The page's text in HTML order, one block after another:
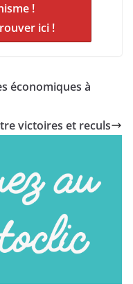
!
ici !
économiques à
victoires et reculs